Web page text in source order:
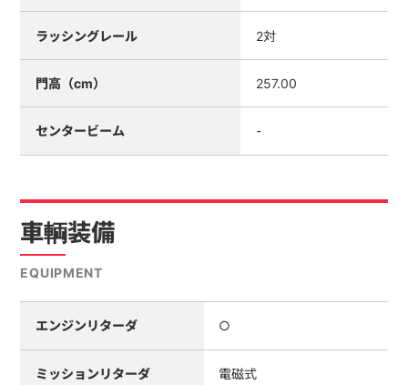
ラッシングレール 2対
門高（cm） 257.00
センタービーム -
車輌装備
EQUIPMENT
エンジンリターダ ○
ミッションリターダ 電磁式